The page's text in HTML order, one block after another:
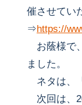
催させてい
⇒https://
お蔭様で
ました。
ネタは、
次回は、